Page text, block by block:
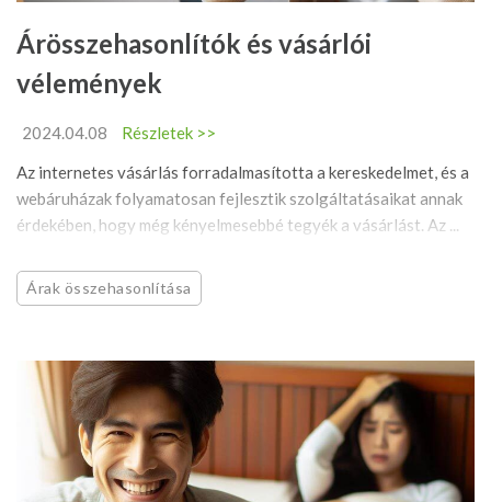
Árösszehasonlítók és vásárlói
vélemények
2024.04.08
Részletek >>
Az internetes vásárlás forradalmasította a kereskedelmet, és a
webáruházak folyamatosan fejlesztik szolgáltatásaikat annak
érdekében, hogy még kényelmesebbé tegyék a vásárlást. Az ...
Árak összehasonlítása